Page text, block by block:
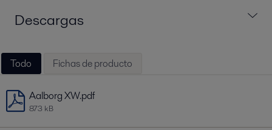
Descargas
Todo Fichas de producto
Aalborg XW.pdf
873 kB